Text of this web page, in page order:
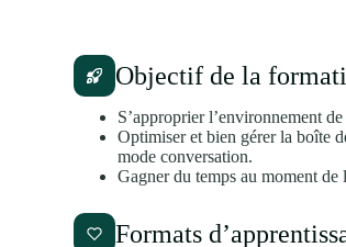
Objectif de la
S’approprier l’environnement
Optimiser et bien gérer la boîte
mode conversation.
Gagner du temps au moment de
Formats